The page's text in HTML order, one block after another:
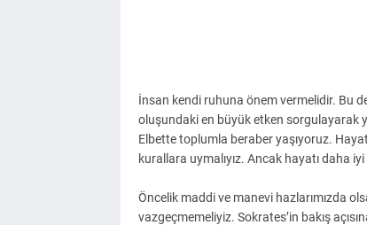
İnsan kendi ruhuna önem vermelidir. Bu
oluşundaki en büyük etken sorgulayarak
Elbette toplumla beraber yaşıyoruz.
kurallara uymalıyız. Ancak hayatı daha
Öncelik maddi ve manevi hazlarımızda
vazgeçmemeliyiz. Sokrates’in bakış